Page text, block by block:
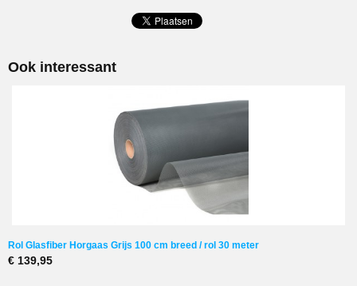
Ook interessant
Rol Glasfiber Horgaas Grijs 100 cm breed / rol 30 meter
€ 139,95